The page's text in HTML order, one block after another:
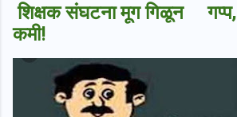
शिक्षक संघटना मूग गिळून
कमी!